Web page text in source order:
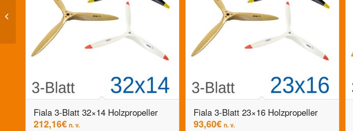
Fiala 3-Blatt 32×14 Holzpropeller
212,16€ n. v.
Fiala 3-Blatt 23×16 Holzpropeller
93,60€ n. v.
Fiala 4-Blatt 19×12